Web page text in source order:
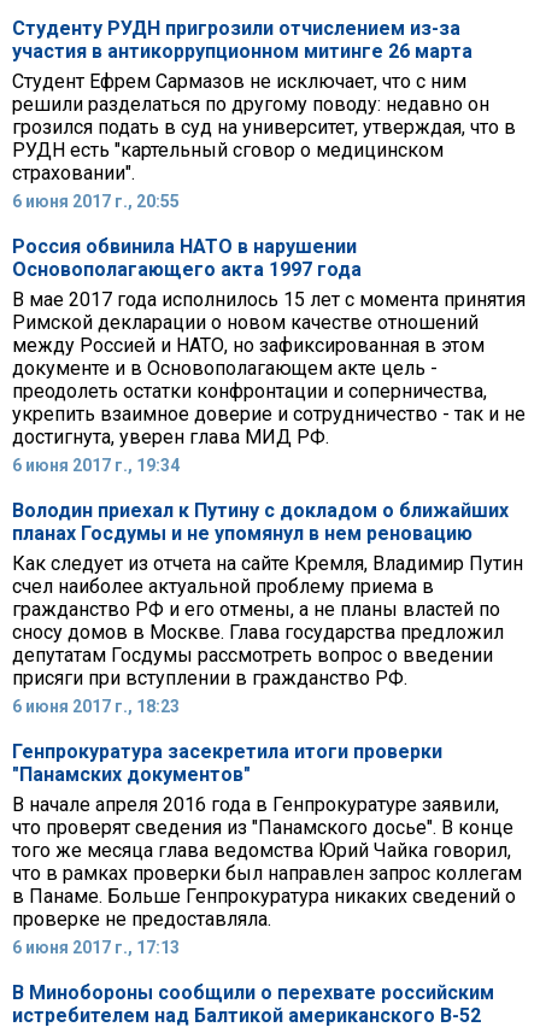
Студенту РУДН пригрозили отчислением из-за
участия в антикоррупционном митинге 26 марта
Студент Ефрем Сармазов не исключает, что с ним
решили разделаться по другому поводу: недавно он
грозился подать в суд на университет, утверждая, что в
РУДН есть "картельный сговор о медицинском
страховании".
6 июня 2017 г., 20:55
Россия обвинила НАТО в нарушении
Основополагающего акта 1997 года
В мае 2017 года исполнилось 15 лет с момента принятия
Римской декларации о новом качестве отношений
между Россией и НАТО, но зафиксированная в этом
документе и в Основополагающем акте цель -
преодолеть остатки конфронтации и соперничества,
укрепить взаимное доверие и сотрудничество - так и не
достигнута, уверен глава МИД РФ.
6 июня 2017 г., 19:34
Володин приехал к Путину с докладом о ближайших
планах Госдумы и не упомянул в нем реновацию
Как следует из отчета на сайте Кремля, Владимир Путин
счел наиболее актуальной проблему приема в
гражданство РФ и его отмены, а не планы властей по
сносу домов в Москве. Глава государства предложил
депутатам Госдумы рассмотреть вопрос о введении
присяги при вступлении в гражданство РФ.
6 июня 2017 г., 18:23
Генпрокуратура засекретила итоги проверки
"Панамских документов"
В начале апреля 2016 года в Генпрокуратуре заявили,
что проверят сведения из "Панамского досье". В конце
того же месяца глава ведомства Юрий Чайка говорил,
что в рамках проверки был направлен запрос коллегам
в Панаме. Больше Генпрокуратура никаких сведений о
проверке не предоставляла.
6 июня 2017 г., 17:13
В Минобороны сообщили о перехвате российским
истребителем над Балтикой американского B-52